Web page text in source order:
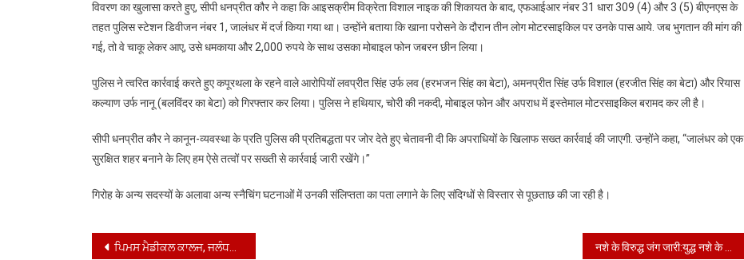
किया
है
विवरण का खुलासा करते हुए, सीपी धनप्रीत कौर ने कहा कि आइसक्रीम विक्रेता विशाल नाइक की शिकायत के बाद, एफआईआर नंबर 31 धारा 309 (4) और 3 (5) बीएनएस के
तहत पुलिस स्टेशन डिवीजन नंबर 1, जालंधर में दर्ज किया गया था। उन्होंने बताया कि खाना परोसने के दौरान तीन लोग मोटरसाइकिल पर उनके पास आये. जब भुगतान की मांग की
गई, तो वे चाकू लेकर आए, उसे धमकाया और 2,000 रुपये के साथ उसका मोबाइल फोन जबरन छीन लिया।
पुलिस ने त्वरित कार्रवाई करते हुए कपूरथला के रहने वाले आरोपियों लवप्रीत सिंह उर्फ ​​लव (हरभजन सिंह का बेटा), अमनप्रीत सिंह उर्फ ​​विशाल (हरजीत सिंह का बेटा) और रियास
कल्याण उर्फ ​​नानू (बलविंदर का बेटा) को गिरफ्तार कर लिया। पुलिस ने हथियार, चोरी की नकदी, मोबाइल फोन और अपराध में इस्तेमाल मोटरसाइकिल बरामद कर ली है।
सीपी धनप्रीत कौर ने कानून-व्यवस्था के प्रति पुलिस की प्रतिबद्धता पर जोर देते हुए चेतावनी दी कि अपराधियों के खिलाफ सख्त कार्रवाई की जाएगी. उन्होंने कहा, “जालंधर को एक
सुरक्षित शहर बनाने के लिए हम ऐसे तत्वों पर सख्ती से कार्रवाई जारी रखेंगे।”
गिरोह के अन्य सदस्यों के अलावा अन्य स्नैचिंग घटनाओं में उनकी संलिप्तता का पता लगाने के लिए संदिग्धों से विस्तार से पूछताछ की जा रही है।
Post
ਪਿਮਸ ਮੈਡੀਕਲ ਕਾਲਜ, ਜਲੰਧਰ ਵਿਖੇ ਸੰਪਰਕ ਮੀਟਿੰਗ: ਯੁੱਧ ਨਸ਼ਿਆਂ ਵਿਰੁੱਧ ਨੂੰ ਮਜ਼ਬੂਤ ਕਰਨ ਸੰਬੰਧੀ*